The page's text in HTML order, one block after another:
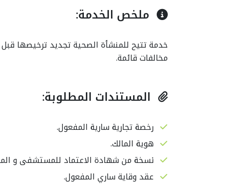
اختتام ورشة "الشارقة
إمارة صحية" لاستكمال
متطلبات الاعتماد
بالتعاون مع منظمة
ووقاية
دائرة الصحة –
ملخص الخدمة:
خدمة تتيح للمنشأة الصحية تجديد ترخيصها قبل
مخالفات قائمة.
المستندات المطلوبة:
رﺧﺼﺔ ﺗﺠﺎرﻳﺔ ﺳﺎرﻳﺔ اﻟﻤﻔﻌﻮل.
ﻫﻮﻳﺔ اﻟﻤﺎﻟﻚ.
ﻧﺴﺨﺔ ﻣﻦ ﺷﻬﺎدة اﻻﻋﺘﻤﺎد ﻟﻠﻤﺴﺘﺸﻔﻰ و
عقد وقاية ﺳﺎري اﻟﻤﻔﻌﻮل.